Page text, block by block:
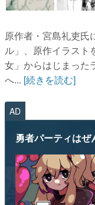
電ファミニコゲーマ
運営：株式会社マレ
原作者・宮島礼吏氏
ル」、原作イラスト
女」からはじまった
へ... [続きを読む]
AD
勇者パーティはぜ